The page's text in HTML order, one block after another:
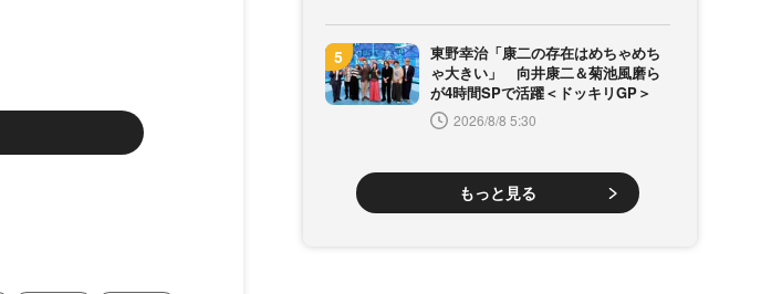
東野幸治「康二の存在はめちゃめち
ゃ大きい」 向井康二＆菊池風磨ら
が4時間SPで活躍＜ドッキリGP＞
2026/8/8 5:30
もっと見る